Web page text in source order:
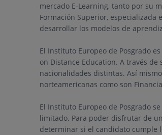
mercado E-Learning, tanto por su
Formación Superior,
desarrollar los modelos de
El Instituto Europeo de Posgrado
on Distance Education. A través
nacionalidades distintas. Así
norteamericanas como son
El Instituto Europeo de Posgrado
limitado. Para poder disfrutar de
determinar si el candidato cumple